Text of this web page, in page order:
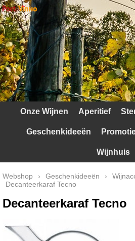
Home
Contact
Mijn account
Verzendkosten
Onze Wijnen Aperitief
Geschenkideeën
Wijnhuis
Webshop › Geschenkideeën ›
Decanteerkaraf Tecno
Decanteerkaraf Tecno